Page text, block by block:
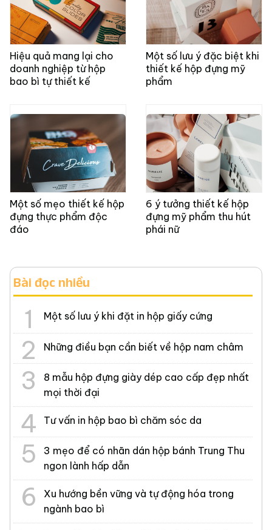
Hiệu quả mang lại cho
doanh nghiệp từ hộp
bao bì tự thiết kế
Một số lưu ý đặc biệt khi
thiết kế hộp đựng mỹ
phẩm
Một số mẹo thiết kế hộp
đựng thực phẩm độc
đáo
6 ý tưởng thiết kế hộp
đựng mỹ phẩm thu hút
phái nữ
Bài đọc nhiều
Một số lưu ý khi đặt in hộp giấy cứng
Những điều bạn cần biết về hộp nam châm
8 mẫu hộp đựng giày dép cao cấp đẹp nhất
mọi thời đại
Tư vấn in hộp bao bì chăm sóc da
3 mẹo để có nhãn dán hộp bánh Trung Thu
ngon lành hấp dẫn
Xu hướng bền vững và tự động hóa trong
ngành bao bì